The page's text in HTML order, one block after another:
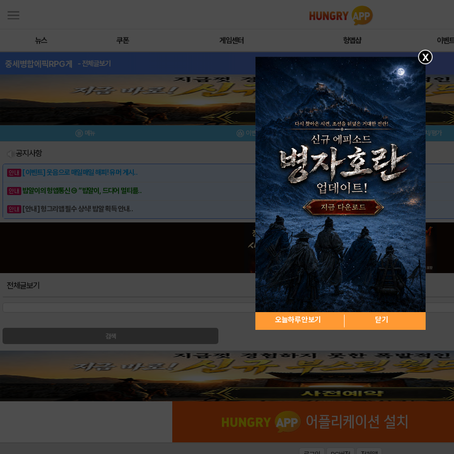
뉴스 쿠폰 게임센터 헝앱샵 이벤
중세병합에픽RPG게 - 전체글보기
메뉴 이벤트/미션 설치/평가
공지사항
[이벤트] 웃음으로 매일매일 해피! 유머 게시..
밥알이의 헝앱통신 ⑲ “밥알이, 드디어 멀티를..
[안내] 헝그리앱 필수 상식! 밥알 획득 안내..
전체글보기
검색
X
오늘하루 안보기 닫기